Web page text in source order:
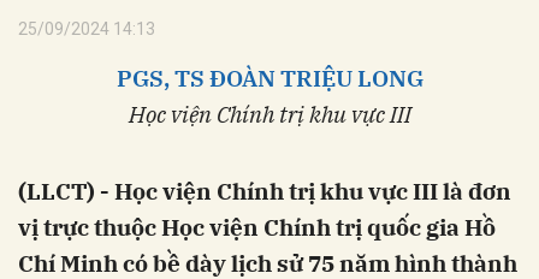
25/09/2024 14:13
PGS, TS ĐOÀN TRIỆU LONG
Học viện Chính trị khu vực III
(LLCT) - Học viện Chính trị khu vực III là đơn
vị trực thuộc Học viện Chính trị quốc gia Hồ
Chí Minh có bề dày lịch sử 75 năm hình thành